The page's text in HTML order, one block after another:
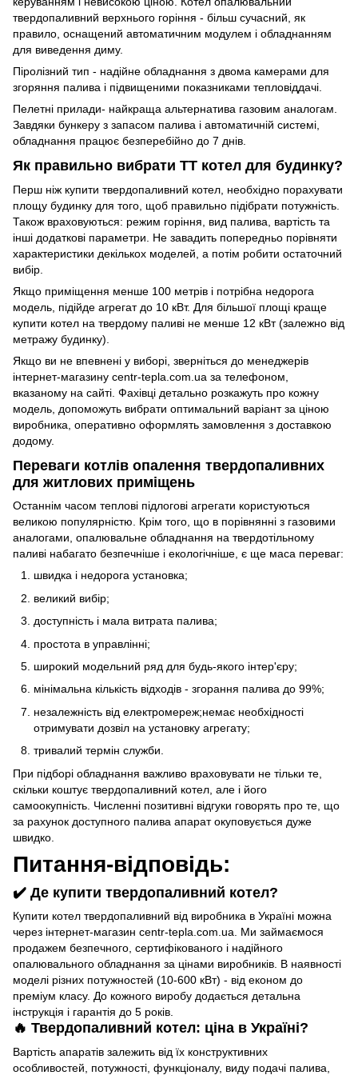
твердопаливний верхнього горіння - більш сучасний, як
правило, оснащений автоматичним модулем і обладнанням
для виведення диму.
Піролізний тип - надійне обладнання з двома камерами для
згоряння палива і підвищеними показниками тепловіддачі.
Пелетні прилади- найкраща альтернатива газовим аналогам.
Завдяки бункеру з запасом палива і автоматичній системі,
обладнання працює безперебійно до 7 днів.
Як правильно вибрати ТТ котел для будинку?
Перш ніж купити твердопаливний котел, необхідно порахувати
площу будинку для того, щоб правильно підібрати потужність.
Також враховуються: режим горіння, вид палива, вартість та
інші додаткові параметри. Не завадить попередньо порівняти
характеристики декількох моделей, а потім робити остаточний
вибір.
Якщо приміщення менше 100 метрів і потрібна недорога
модель, підійде агрегат до 10 кВт. Для більшої площі краще
купити котел на твердому паливі не менше 12 кВт (залежно від
метражу будинку).
Якщо ви не впевнені у виборі, зверніться до менеджерів
інтернет-магазину centr-tepla.com.ua за телефоном,
вказаному на сайті. Фахівці детально розкажуть про кожну
модель, допоможуть вибрати оптимальний варіант за ціною
виробника, оперативно оформлять замовлення з доставкою
додому.
Переваги котлів опалення твердопаливних
для житлових приміщень
Останнім часом теплові підлогові агрегати користуються
великою популярністю. Крім того, що в порівнянні з газовими
аналогами, опалювальне обладнання на твердотільному
паливі набагато безпечніше і екологічніше, є ще маса переваг:
швидка і недорога установка;
великий вибір;
доступність і мала витрата палива;
простота в управлінні;
широкий модельний ряд для будь-якого інтер'єру;
мінімальна кількість відходів - згорання палива до 99%;
незалежність від електромереж;немає необхідності
отримувати дозвіл на установку агрегату;
тривалий термін служби.
При підборі обладнання важливо враховувати не тільки те,
скільки коштує твердопаливний котел, але і його
самоокупність. Численні позитивні відгуки говорять про те, що
за рахунок доступного палива апарат окуповується дуже
швидко.
Питання-відповідь:
✔️ Де купити твердопаливний котел?
Купити котел твердопаливний від виробника в Україні можна
через інтернет-магазин centr-tepla.com.ua. Ми займаємося
продажем безпечного, сертифікованого і надійного
опалювального обладнання за цінами виробників. В наявності
моделі різних потужностей (10-600 кВт) - від економ до
преміум класу. До кожного виробу додається детальна
інструкція і гарантія до 5 років.
🔥 Твердопаливний котел: ціна в Україні?
Вартість апаратів залежить від їх конструктивних
особливостей, потужності, функціоналу, виду подачі палива,